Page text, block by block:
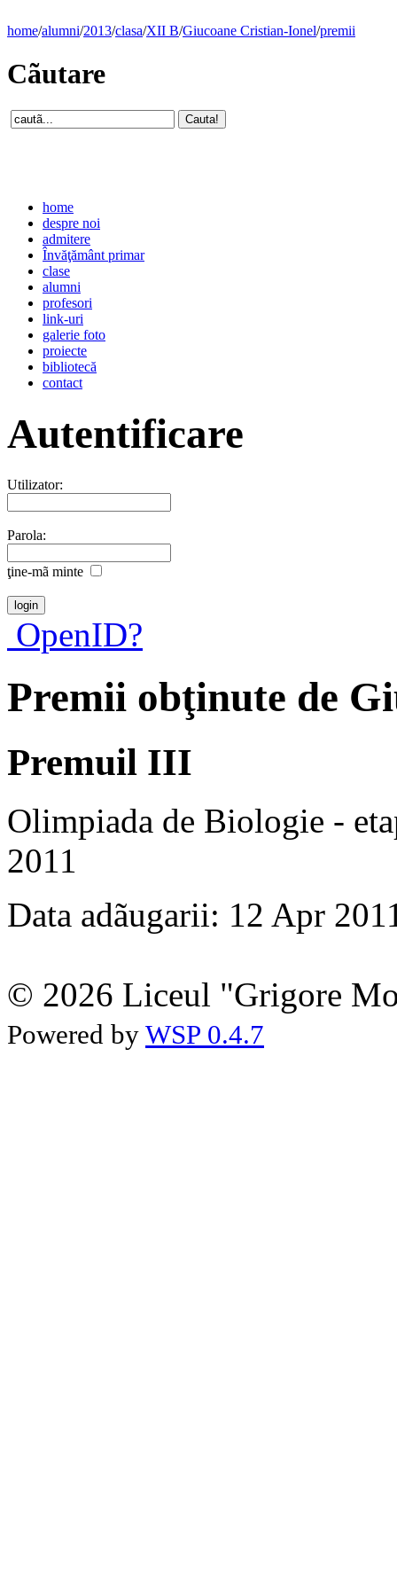
home/alumni/2013/clasa/XII B/Giucoane Cristian-Ionel/premii
Cãutare
home
despre noi
admitere
Învăţământ primar
clase
alumni
profesori
link-uri
galerie foto
proiecte
bibliotecă
contact
Autentificare
Utilizator:
Parola:
ţine-mã minte
OpenID?
Premii obţinute de
Premuil III
Olimpiada de Biologie -
2011
Data adãugarii: 12 Apr
© 2026 Liceul "Grigore
Powered by WSP 0.4.7